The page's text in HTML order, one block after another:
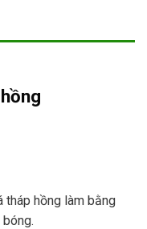
tháp hồng làm bằng